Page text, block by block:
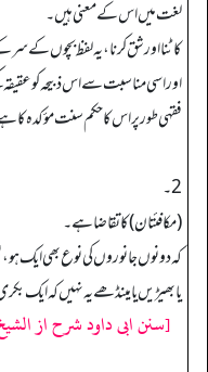
لغت میں ا س کے معنی ہیں۔
کاٹنا اور شق کرنا، یہ لفظ بچوں کے سر
اور اسی مناسبت سے اس ذبیحہ کو عقیقہ
فقہی طور پر اس کا حکم سنت مؤکدہ کا
2۔
(مکافئتان) کا تقاضا ہے۔
کہ دونوں جانوروں کی نوع بھی ایک
یا بھیڑیں یا مینڈھے یہ نہیں کہ ایک
[سنن ابی داود شرح از